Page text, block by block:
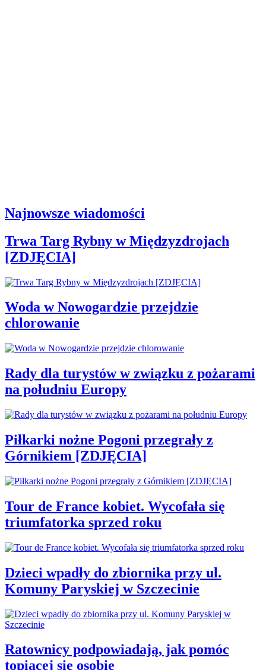
Najnowsze wiadomości
Trwa Targ Rybny w Międzyzdrojach
[ZDJĘCIA]
Woda w Nowogardzie przejdzie
chlorowanie
Rady dla turystów w związku z pożarami
na południu Europy
Piłkarki nożne Pogoni przegrały z
Górnikiem [ZDJĘCIA]
Tour de France kobiet. Wycofała się
triumfatorka sprzed roku
Dzieci wpadły do zbiornika przy ul.
Komuny Paryskiej w Szczecinie
Ratownicy podpowiadają, jak pomóc
topiącej się osobie